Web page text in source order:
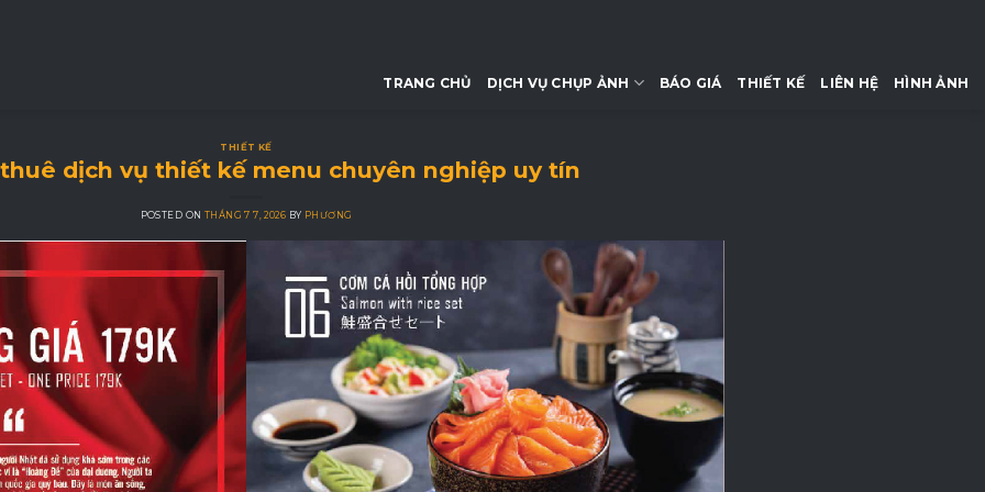
TRANG CHỦ DỊCH VỤ CHỤP ẢNH BÁO GIÁ THIẾT KẾ LIÊN HỆ HÌNH ẢNH
THIẾT KẾ
dịch vụ thiết kế menu chuyên nghiệp uy tín
POSTED ON THÁNG 7 7, 2026 BY PHƯƠNG